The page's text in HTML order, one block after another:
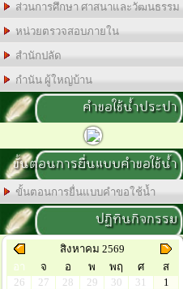
ส่วนการศึกษา ศาสนาและวัฒนธรรม
หน่วยตรวจสอบภายใน
สำนักปลัด
กำนัน ผู้ใหญ่บ้าน
คำขอใช้น้ำประปา
ขั้นตอนการยื่นแบบคำขอใช้น้ำ
ขั้นตอนการยื่นแบบคำขอใช้น้ำ
ปฏิทินกิจกรรม
สิงหาคม 2569
อา
จ อ พ พฤ ศ
ส
26
27 28 29 30 31
1